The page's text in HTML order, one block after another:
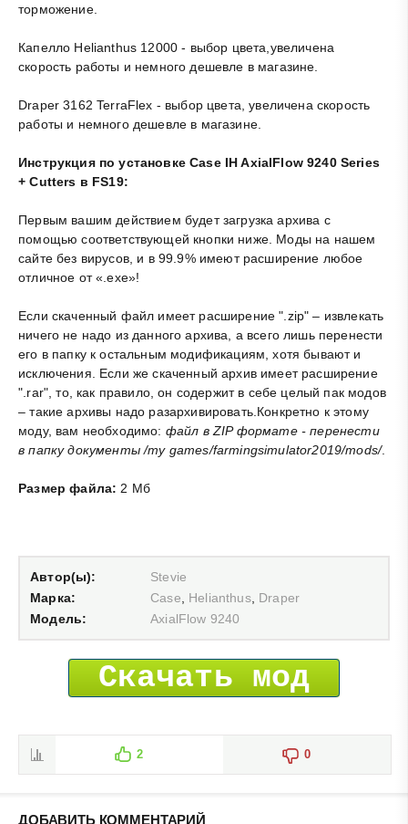
торможение.
Капелло Helianthus 12000 - выбор цвета,увеличена
скорость работы и немного дешевле в магазине.
Draper 3162 TerraFlex - выбор цвета, увеличена скорость
работы и немного дешевле в магазине.
Инструкция по установке Case IH AxialFlow 9240 Series
+ Cutters в FS19:
Первым вашим действием будет загрузка архива с
помощью соответствующей кнопки ниже. Моды на нашем
сайте без вирусов, и в 99.9% имеют расширение любое
отличное от «.exe»!
Если скаченный файл имеет расширение ".zip" – извлекать
ничего не надо из данного архива, а всего лишь перенести
его в папку к остальным модификациям, хотя бывают и
исключения. Если же скаченный архив имеет расширение
".rar", то, как правило, он содержит в себе целый пак модов
– такие архивы надо разархивировать.Конкретно к этому
моду, вам необходимо: файл в ZIP формате - перенести
в папку документы /my games/farmingsimulator2019/mods/.
Размер файла: 2 Мб
Автор(ы):
Stevie
Марка:
Case Helianthus, Draper
Модель:
AxialFlow 9240
Скачать мод
2 0
ДОБАВИТЬ КОММЕНТАРИЙ